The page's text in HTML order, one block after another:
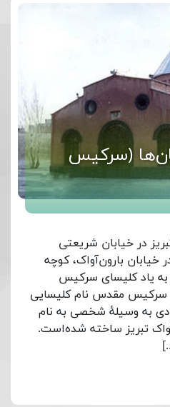
(سرکیس
در خیابان شریعتی
خیابان بارون‌آواک، کوچه
به یاد کلیسای سرکیس
مقدس نام کلیسایی
در سال ۱۸۲۱ میلادی به وسیلهٔ شخصی به نام
تبریز ساخته شده‌است.